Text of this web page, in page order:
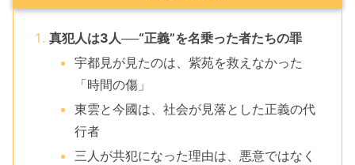
真犯人は3人──“正義”を名乗った者たちの罪
宇都見が見たのは、紫苑を救えなかった
「時間の傷」
東雲と今國は、社会が見落とした正義の代
行者
三人が共犯になった理由は、悪意ではなく